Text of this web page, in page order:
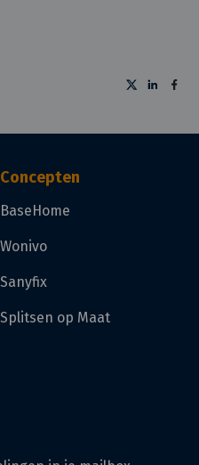
Concepten
BaseHome
Wonivo
Sanyfix
Splitsen op Maat